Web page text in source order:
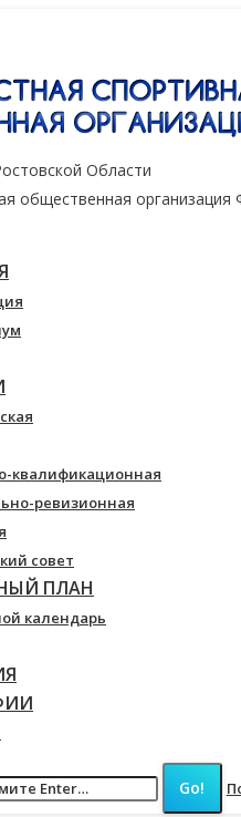
Области
общественная
квалификационная
ревизионная
совет
ПЛАН
календарь